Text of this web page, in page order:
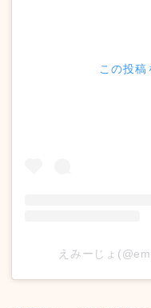
この投
えみーじょ